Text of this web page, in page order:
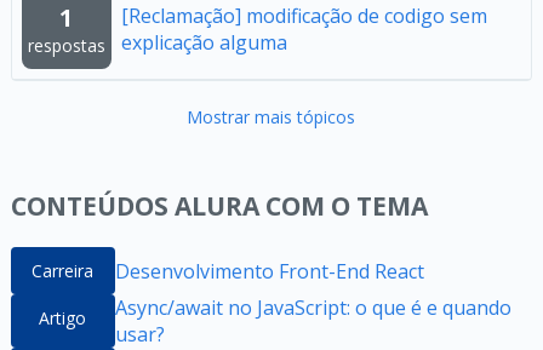
1
respostas
[Reclamação] modificação de codigo sem
explicação alguma
Mostrar mais tópicos
CONTEÚDOS ALURA COM O TEMA
Carreira Desenvolvimento Front-End React
Artigo
Async/await no JavaScript: o que é e quando
usar?